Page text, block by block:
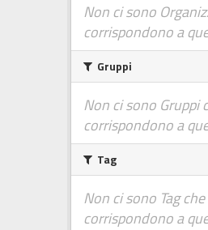
Non ci sono
corrispondono a
Gruppi
Non ci sono Gruppi
corrispondono a
Tag
Non ci sono Tag che
corrispondono a